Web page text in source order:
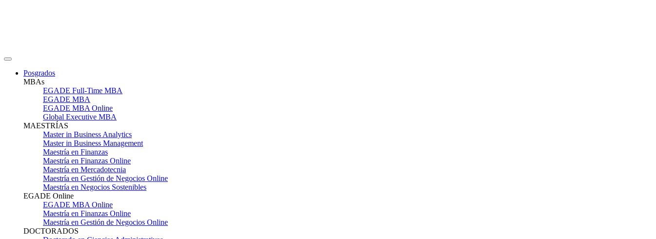
Posgrados
MBAs
EGADE Full-Time MBA
EGADE MBA
EGADE MBA Online
Global Executive MBA
MAESTRÍAS
Master in Business Analytics
Master in Business Management
Maestría en Finanzas
Maestría en Finanzas Online
Maestría en Mercadotecnia
Maestría en Gestión de Negocios Online
Maestría en Negocios Sostenibles
EGADE Online
EGADE MBA Online
Maestría en Finanzas Online
Maestría en Gestión de Negocios Online
DOCTORADOS